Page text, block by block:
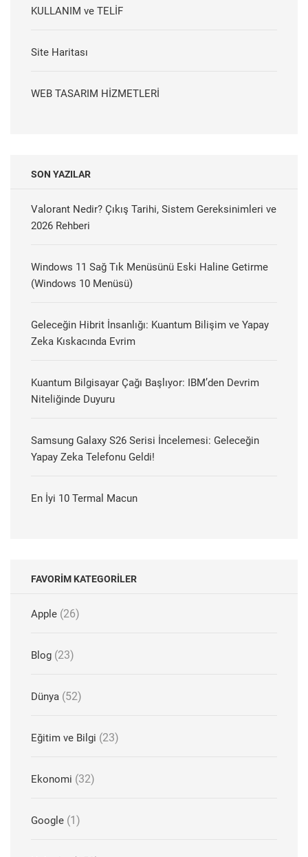
KULLANIM ve TELİF
Site Haritası
WEB TASARIM HİZMETLERİ
SON YAZILAR
Valorant Nedir? Çıkış Tarihi, Sistem Gereksinimleri ve
2026 Rehberi
Windows 11 Sağ Tık Menüsünü Eski Haline Getirme
(Windows 10 Menüsü)
Geleceğin Hibrit İnsanlığı: Kuantum Bilişim ve Yapay
Zeka Kıskacında Evrim
Kuantum Bilgisayar Çağı Başlıyor: IBM’den Devrim
Niteliğinde Duyuru
Samsung Galaxy S26 Serisi İncelemesi: Geleceğin
Yapay Zeka Telefonu Geldi!
En İyi 10 Termal Macun
FAVORIM KATEGORILER
Apple (26)
Blog (23)
Dünya (52)
Eğitim ve Bilgi (23)
Ekonomi (32)
Google (1)